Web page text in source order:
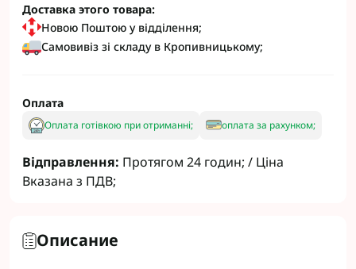
Доставка этого товара:
Новою Поштою у відділення;
Самовивіз зі складу в Кропивницькому;
Оплата
Оплата готівкою при отриманні; оплата за рахунком;
Відправлення: Протягом 24 годин; / Ціна
Вказана з ПДВ;
Описание